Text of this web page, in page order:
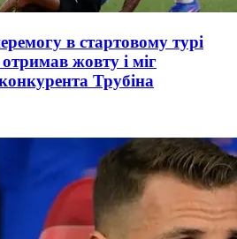
в стартовому турі
жовту і міг
Трубіна